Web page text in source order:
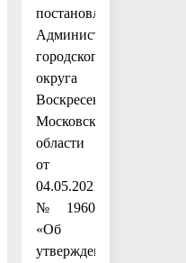
постановление
Администрации
городского
округа
Воскресенск
Московской
области
от
04.05.2021
№ 1960
«Об
утверждении